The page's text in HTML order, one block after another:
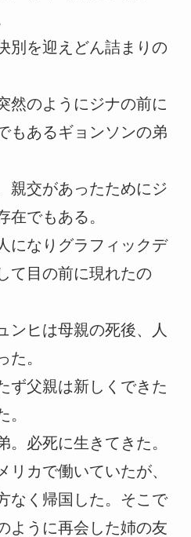
別を迎えどん詰まりの
然のようにジナの前に
もあるギョンソンの弟
親交があったためにジ
在でもある。
になりグラフィックデ
て目の前に現れたの
ンヒは母親の死後、人
た。
ず父親は新しくできた
。
。必死に生きてきた。
リカで働いていたが、
なく帰国した。そこで
ように再会した姉の友